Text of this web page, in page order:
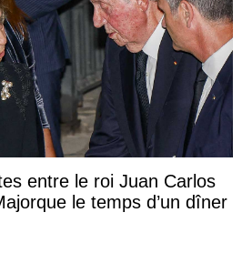
entre le roi Juan Carlos
le temps d’un dîner